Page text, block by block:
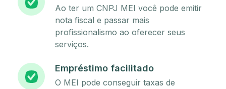
Ao ter um CNPJ MEI você pode emitir
nota fiscal e passar mais
profissionalismo ao oferecer seus
serviços.
Empréstimo facilitado
O MEI pode conseguir taxas de